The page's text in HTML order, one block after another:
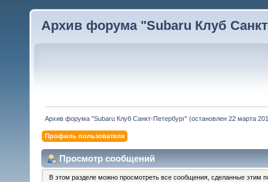
Архив форума "Subaru Клуб
Архив форума "Subaru Клуб Санкт-Петербург" (остановлен 22 марта
Профиль пользователя
Просмотр сообщений
В этом разделе можно просмотреть все сообщения, сделанные этим